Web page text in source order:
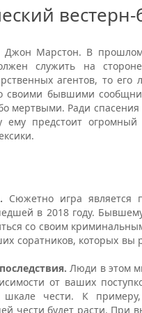
вестерн-
Марстон. В
служить на
агентов, то
своими бывшими
мертвыми. Ради спасения
ему предстоит
Сюжетно игра является
в 2018 году.
со своим
соратников, которых вы
Люди в этом
от ваших
шкале чести. К
чести будет расти. При